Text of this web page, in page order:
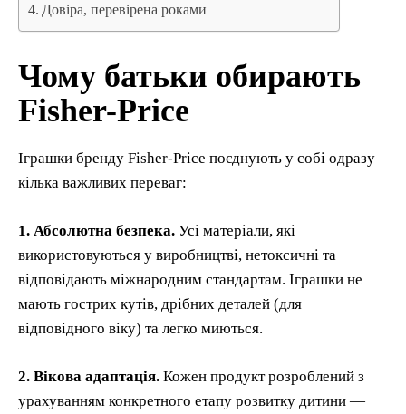
Довіра, перевірена роками
Чому батьки обирають
Fisher-Price
Іграшки бренду Fisher-Price поєднують у собі одразу
кілька важливих переваг:
1. Абсолютна безпека. Усі матеріали, які
використовуються у виробництві, нетоксичні та
відповідають міжнародним стандартам. Іграшки не
мають гострих кутів, дрібних деталей (для
відповідного віку) та легко миються.
2. Вікова адаптація. Кожен продукт розроблений з
урахуванням конкретного етапу розвитку дитини —